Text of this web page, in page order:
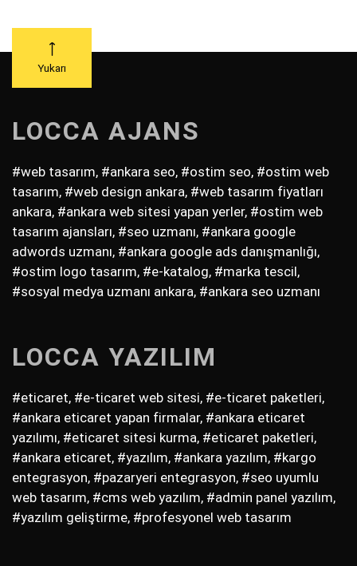
LOCCA AJANS
#web tasarım, #ankara seo, #ostim seo, #ostim web
tasarım, #web design ankara, #web tasarım fiyatları
ankara, #ankara web sitesi yapan yerler, #ostim web
tasarım ajansları, #seo uzmanı, #ankara google
adwords uzmanı, #ankara google ads danışmanlığı,
#ostim logo tasarım, #e-katalog, #marka tescil,
#sosyal medya uzmanı ankara, #ankara seo uzmanı
LOCCA YAZILIM
#eticaret, #e-ticaret web sitesi, #e-ticaret paketleri,
#ankara eticaret yapan firmalar, #ankara eticaret
yazılımı, #eticaret sitesi kurma, #eticaret paketleri,
#ankara eticaret, #yazılım, #ankara yazılım, #kargo
entegrasyon, #pazaryeri entegrasyon, #seo uyumlu
web tasarım, #cms web yazılım, #admin panel yazılım,
#yazılım geliştirme, #profesyonel web tasarım
Yukarı